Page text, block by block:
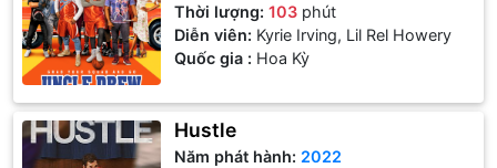
Thời lượng:103 phút
Diễn viên: Kyrie Irving, Lil Rel Howery
Quốc gia : Hoa Kỳ
Hustle
Năm phát hành: 2022